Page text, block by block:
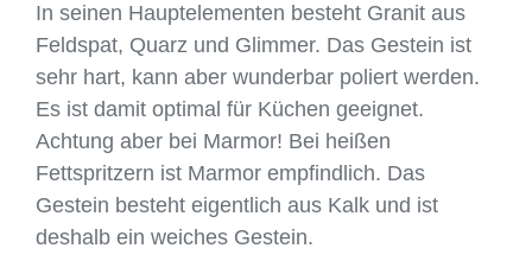
In seinen Hauptelementen besteht Granit aus
Feldspat, Quarz und Glimmer. Das Gestein ist
sehr hart, kann aber wunderbar poliert werden.
Es ist damit optimal für Küchen geeignet.
Achtung aber bei Marmor! Bei heißen
Fettspritzern ist Marmor empfindlich. Das
Gestein besteht eigentlich aus Kalk und ist
deshalb ein weiches Gestein.